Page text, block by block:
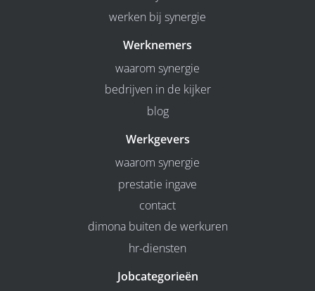
werken bij synergie
Werknemers
waarom synergie
bedrijven in de kijker
blog
Werkgevers
waarom synergie
prestatie ingave
contact
dimona buiten de werkuren
hr-diensten
Jobcategorieën